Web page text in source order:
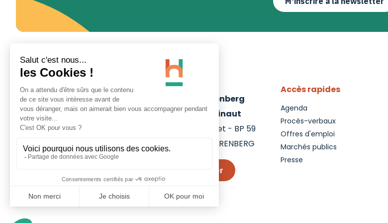
Site Minier d'Arenberg
- La Porte du Hainaut
Rue Michel-Rondet - BP 59
59135
WALLERS-ARENBERG
Nous contacter
Accès rapides
Agenda
Procès-verbaux
Offres d'emploi
Marchés publics
Presse